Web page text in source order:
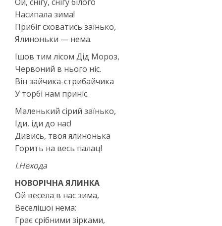
Насипала зима!
Прибіг сховатись заїнько,
Ялиноньки — нема.
Ішов тим лісом Дід Мороз,
Червоний в нього ніс.
Він зайчика-стрибайчика
У торбі нам приніс.
Маленький сірий заїнько,
Іди, іди до нас!
Дивись, твоя ялинонька
Горить на весь палац!
І.Нехода
НОВОРІЧНА ЯЛИНКА
Ой весела в нас зима,
Веселішої нема:
Грає срібними зірками,